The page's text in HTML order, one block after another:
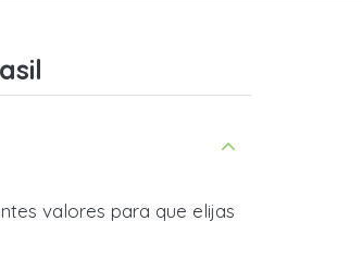
valores para que elijas